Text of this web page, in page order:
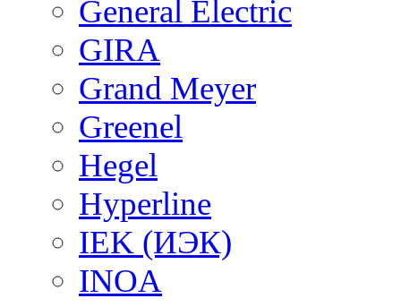
General Electric
GIRA
Grand Meyer
Greenel
Hegel
Hyperline
IEK (ИЭК)
INOA